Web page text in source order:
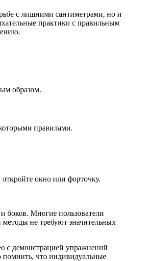
с лишними сантиметрами, но и
практики с правильным
образом.
правилами.
окно или форточку.
боков. Многие пользователи
не требуют значительных
с демонстрацией упражнений
помнить, что индивидуальные